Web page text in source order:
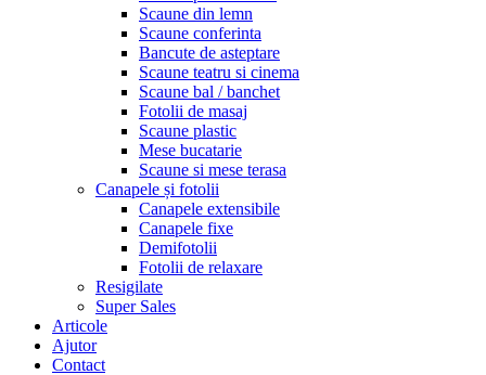
Scaune din lemn
Scaune conferinta
Bancute de asteptare
Scaune teatru si cinema
Scaune bal / banchet
Fotolii de masaj
Scaune plastic
Mese bucatarie
Scaune si mese terasa
Canapele și fotolii
Canapele extensibile
Canapele fixe
Demifotolii
Fotolii de relaxare
Resigilate
Super Sales
Articole
Ajutor
Contact